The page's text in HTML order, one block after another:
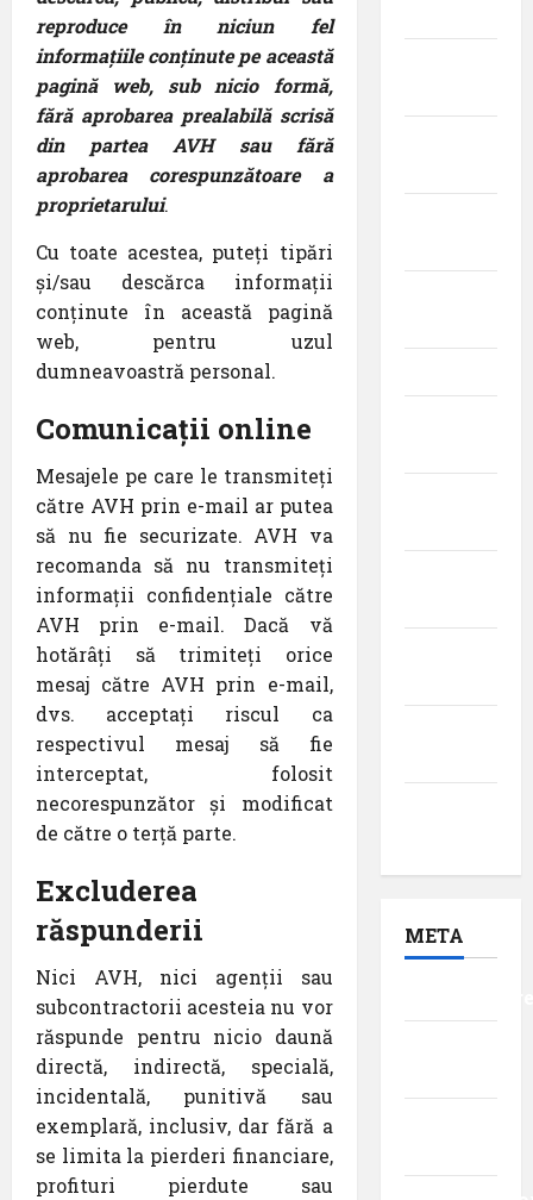
reproduce în niciun fel
informațiile conținute pe această
pagină web, sub nicio formă,
fără aprobarea prealabilă scrisă
din partea AVH sau fără
aprobarea corespunzătoare a
proprietarului.
Cu toate acestea, puteți tipări
și/sau descărca informații
conținute în această pagină
web, pentru uzul
dumneavoastră personal.
Comunicații online
Mesajele pe care le transmiteți
către AVH prin e-mail ar putea
să nu fie securizate. AVH va
recomanda să nu transmiteți
informații confidențiale către
AVH prin e-mail. Dacă vă
hotărâți să trimiteți orice
mesaj către AVH prin e-mail,
dvs. acceptați riscul ca
respectivul mesaj să fie
interceptat, folosit
necorespunzător și modificat
de către o terță parte.
Excluderea
răspunderii
Nici AVH, nici agenții sau
subcontractorii acesteia nu vor
răspunde pentru nicio daună
directă, indirectă, specială,
incidentală, punitivă sau
exemplară, inclusiv, dar fără a
se limita la pierderi financiare,
profituri pierdute sau
META